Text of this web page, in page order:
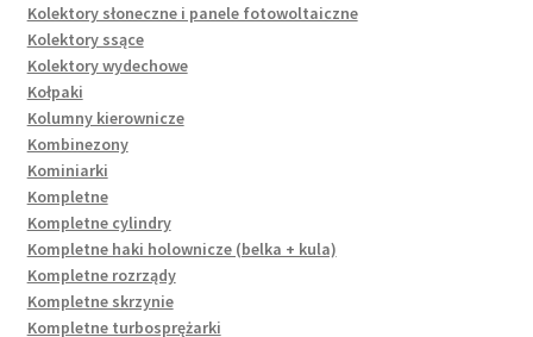
Kolektory słoneczne i panele fotowoltaiczne
Kolektory ssące
Kolektory wydechowe
Kołpaki
Kolumny kierownicze
Kombinezony
Kominiarki
Kompletne
Kompletne cylindry
Kompletne haki holownicze (belka + kula)
Kompletne rozrządy
Kompletne skrzynie
Kompletne turbosprężarki